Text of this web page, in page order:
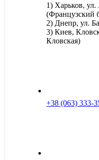
1) Харьков,
(Французский
2) Днепр, ул.
3) Киев,
Кловская)
+38 (063) 333-